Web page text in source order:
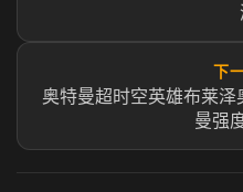
下
奥特曼超时空英雄布莱
曼强